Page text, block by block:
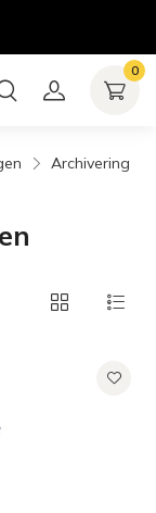
0
Archivering